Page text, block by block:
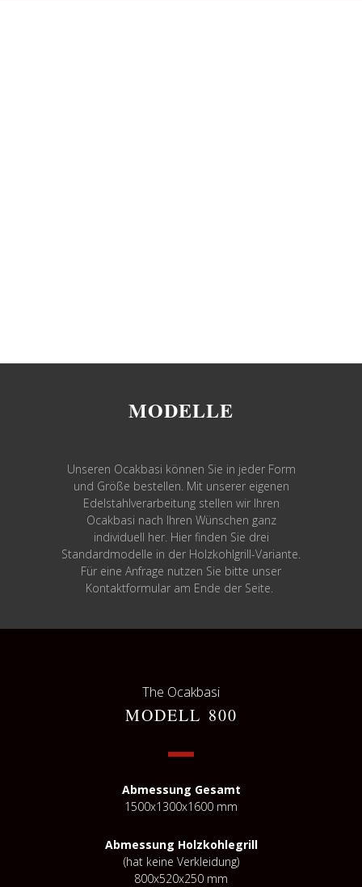
MODELLE
Unseren Ocakbasi können Sie in jeder Form
und Größe bestellen. Mit unserer eigenen
Edelstahlverarbeitung stellen wir Ihren
Ocakbasi nach Ihren Wünschen ganz
individuell her. Hier finden Sie drei
Standardmodelle in der Holzkohlgrill-Variante.
Für eine Anfrage nutzen Sie bitte unser
Kontaktformular am Ende der Seite.
The Ocakbasi
MODELL 800
Abmessung Gesamt
1500x1300x1600 mm
Abmessung Holzkohlegrill
(hat keine Verkleidung)
800x520x250 mm